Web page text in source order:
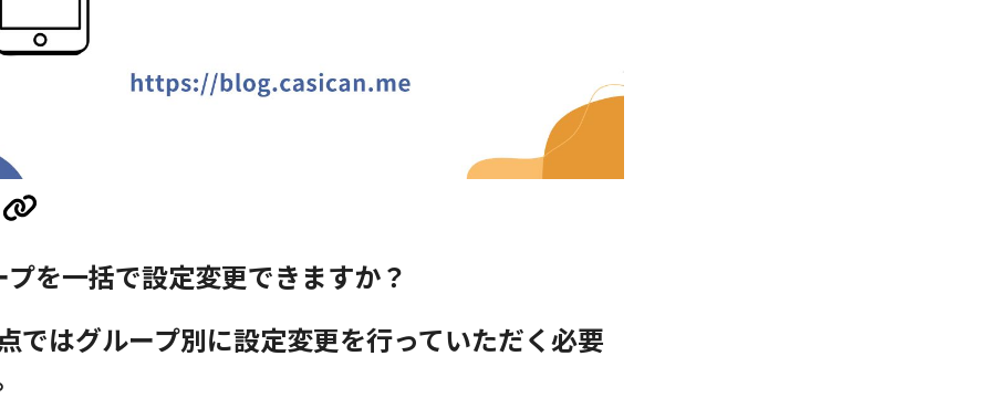
プを一括で設定変更できますか？
ではグループ別に設定変更を行っていただく必要